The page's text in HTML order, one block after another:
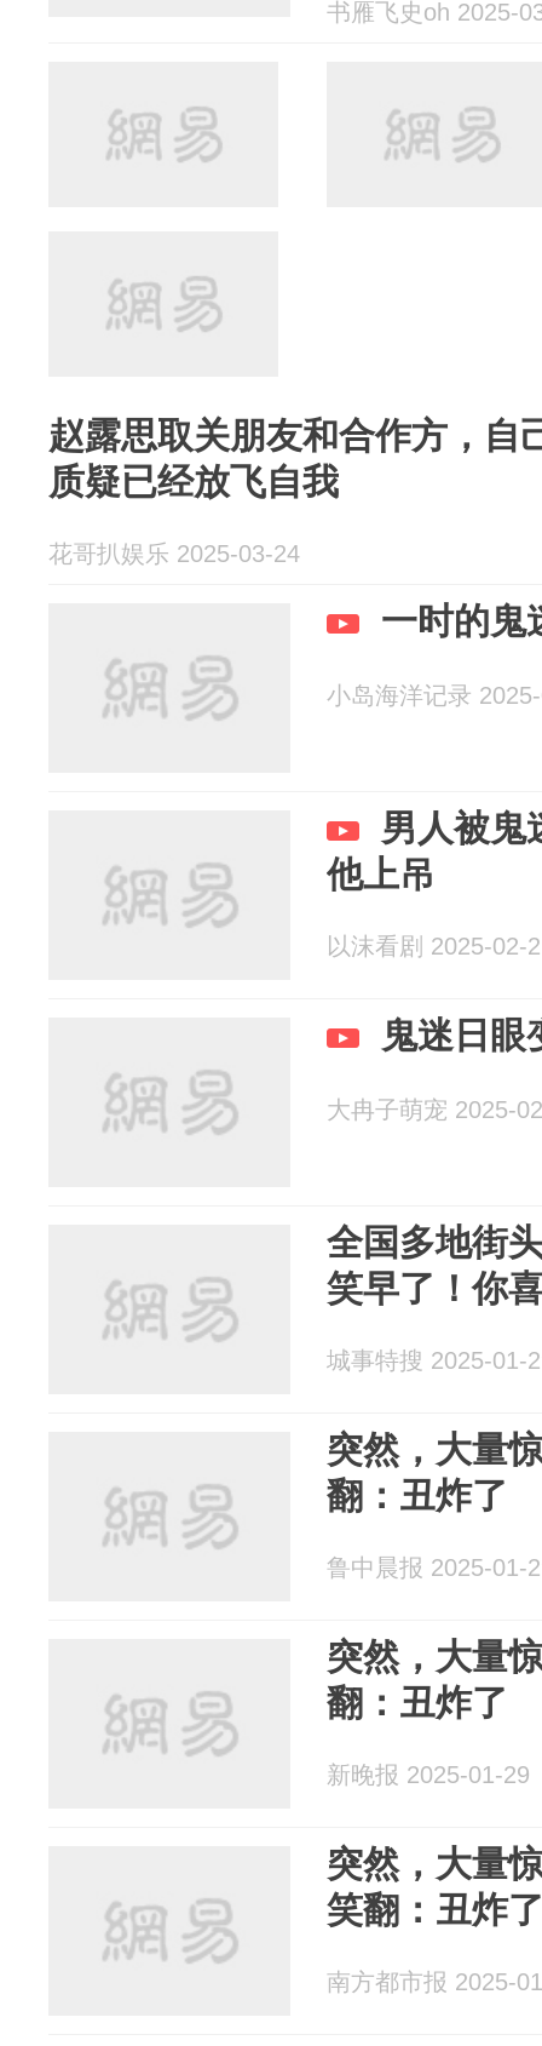
书雁飞史oh 2025-
赵露思取关朋友和合作方，自
质疑已经放飞自我
花哥扒娱乐 2025-03-24
一时的鬼
小岛海洋记录
男人被鬼
他上吊
以沫看剧 2025-02-
鬼迷日眼
大冉子萌宠 2025-
全国多地街
笑早了！你
城事特搜 2025-01-
突然，大量
翻：丑炸了
鲁中晨报 2025-01-
突然，大量
翻：丑炸了
新晚报 2025-01-29
突然，大量
笑翻：丑炸
南方都市报 2025-